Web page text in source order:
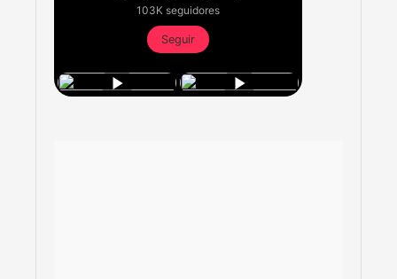
103K seguidores
Seguir